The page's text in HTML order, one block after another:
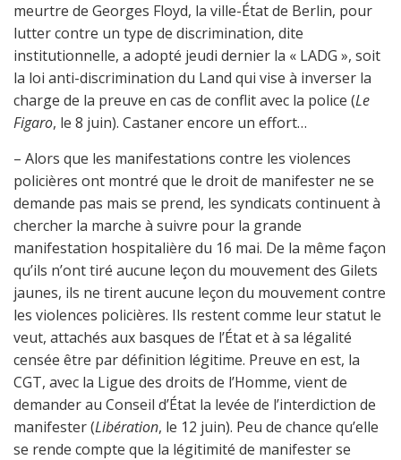
meurtre de Georges Floyd, la ville-État de Berlin, pour
lutter contre un type de discrimination, dite
institutionnelle, a adopté jeudi dernier la « LADG », soit
la loi anti-discrimination du Land qui vise à inverser la
charge de la preuve en cas de conflit avec la police (Le
Figaro, le 8 juin). Castaner encore un effort…
– Alors que les manifestations contre les violences
policières ont montré que le droit de manifester ne se
demande pas mais se prend, les syndicats continuent à
chercher la marche à suivre pour la grande
manifestation hospitalière du 16 mai. De la même façon
qu’ils n’ont tiré aucune leçon du mouvement des Gilets
jaunes, ils ne tirent aucune leçon du mouvement contre
les violences policières. Ils restent comme leur statut le
veut, attachés aux basques de l’État et à sa légalité
censée être par définition légitime. Preuve en est, la
CGT, avec la Ligue des droits de l’Homme, vient de
demander au Conseil d’État la levée de l’interdiction de
manifester (Libération, le 12 juin). Peu de chance qu’elle
se rende compte que la légitimité de manifester se